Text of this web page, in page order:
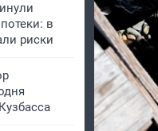
в
риски